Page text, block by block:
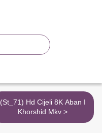
(St_71) Hd Cijeli 8K Aban I
Khorshid Mkv >